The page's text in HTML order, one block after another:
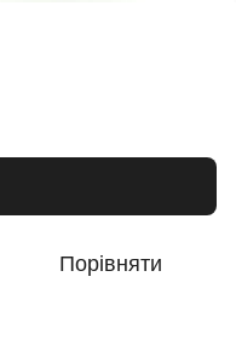
Порівняти